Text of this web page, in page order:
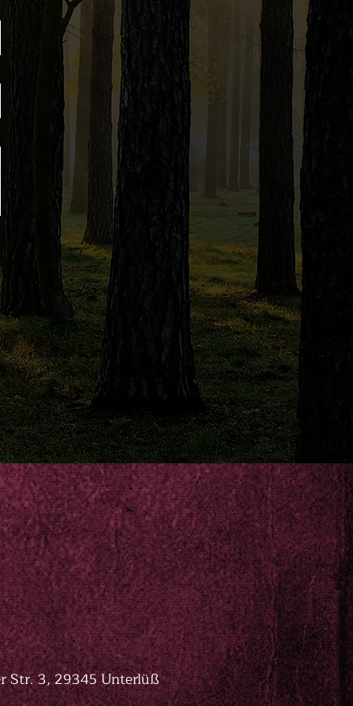
Str. 3, 29345 Unterlüß